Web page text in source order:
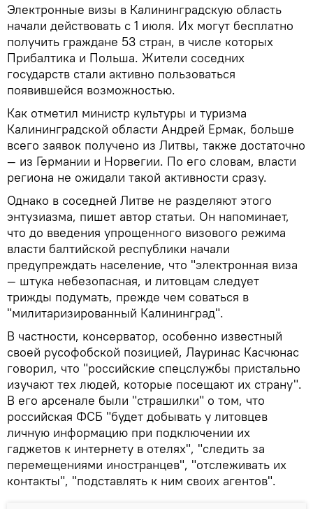
Электронные визы в Калининградскую область
начали действовать с 1 июля. Их могут бесплатно
получить граждане 53 стран, в числе которых
Прибалтика и Польша. Жители соседних
государств стали активно пользоваться
появившейся возможностью.
Как отметил министр культуры и туризма
Калининградской области Андрей Ермак, больше
всего заявок получено из Литвы, также достаточно
— из Германии и Норвегии. По его словам, власти
региона не ожидали такой активности сразу.
Однако в соседней Литве не разделяют этого
энтузиазма, пишет автор статьи. Он напоминает,
что до введения упрощенного визового режима
власти балтийской республики начали
предупреждать население, что "электронная виза
— штука небезопасная, и литовцам следует
трижды подумать, прежде чем соваться в
"милитаризированный Калининград".
В частности, консерватор, особенно известный
своей русофобской позицией, Лауринас Касчюнас
говорил, что "российские спецслужбы пристально
изучают тех людей, которые посещают их страну".
В его арсенале были "страшилки" о том, что
российская ФСБ "будет добывать у литовцев
личную информацию при подключении их
гаджетов к интернету в отелях", "следить за
перемещениями иностранцев", "отслеживать их
контакты", "подставлять к ним своих агентов".